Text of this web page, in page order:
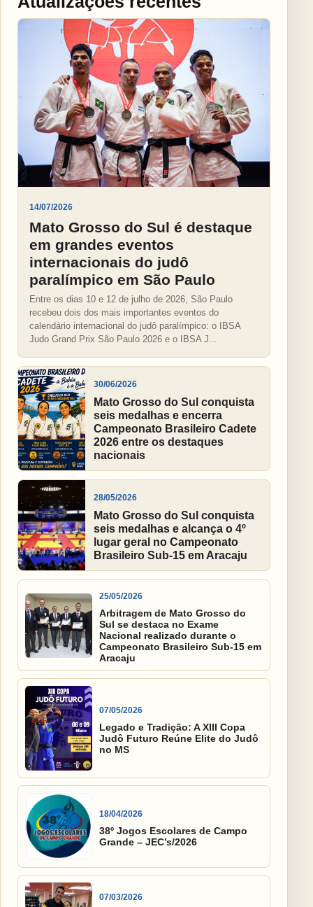
14/07/2026
Mato Grosso do Sul é destaque
em grandes eventos
internacionais do judô
paralímpico em São Paulo
Entre os dias 10 e 12 de julho de 2026, São Paulo
recebeu dois dos mais importantes eventos do
calendário internacional do judô paralímpico: o IBSA
Judo Grand Prix São Paulo 2026 e o IBSA J...
30/06/2026
Mato Grosso do Sul conquista
seis medalhas e encerra
Campeonato Brasileiro Cadete
2026 entre os destaques
nacionais
28/05/2026
Mato Grosso do Sul conquista
seis medalhas e alcança o 4º
lugar geral no Campeonato
Brasileiro Sub-15 em Aracaju
25/05/2026
Arbitragem de Mato Grosso do
Sul se destaca no Exame
Nacional realizado durante o
Campeonato Brasileiro Sub-15 em
Aracaju
07/05/2026
Legado e Tradição: A XIII Copa
Judô Futuro Reúne Elite do Judô
no MS
18/04/2026
38º Jogos Escolares de Campo
Grande – JEC’s/2026
07/03/2026